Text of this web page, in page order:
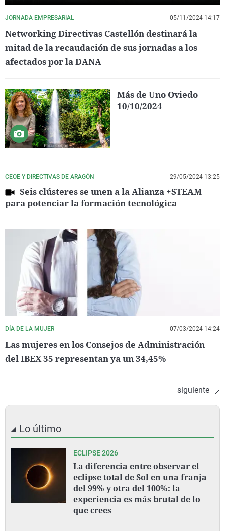
JORNADA EMPRESARIAL 05/11/2024 14:17
Networking Directivas Castellón destinará la
mitad de la recaudación de sus jornadas a los
afectados por la DANA
Más de Uno Oviedo
10/10/2024
CEOE Y DIRECTIVAS DE ARAGÓN 29/05/2024 13:25
Seis clústeres se unen a la Alianza +STEAM
para potenciar la formación tecnológica
DÍA DE LA MUJER 07/03/2024 14:24
Las mujeres en los Consejos de Administración
del IBEX 35 representan ya un 34,45%
siguiente
Lo último
ECLIPSE 2026
La diferencia entre observar el
eclipse total de Sol en una franja
del 99% y otra del 100%: la
experiencia es más brutal de lo
que crees